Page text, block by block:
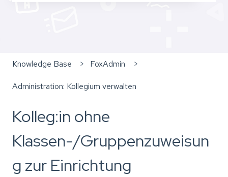
Knowledge Base FoxAdmin
Administration: Kollegium verwalten
Kolleg:in ohne
Klassen-/Gruppenzuweisun
g zur Einrichtung